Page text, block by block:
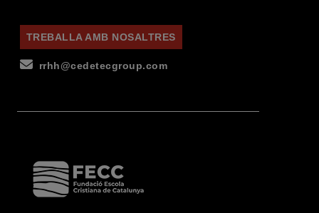
TREBALLA AMB NOSALTRES
rrhh@cedetecgroup.com